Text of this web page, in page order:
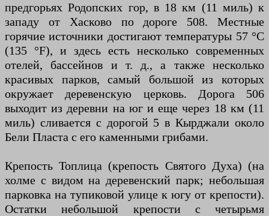
предгорьях Родопских гор, в 18 км (11 миль) к
западу от Хасково по дороге 508. Местные
горячие источники достигают температуры 57 °C
(135 °F), и здесь есть несколько современных
отелей, бассейнов и т. д., а также несколько
красивых парков, самый большой из которых
окружает деревенскую церковь. Дорога 506
выходит из деревни на юг и еще через 18 км (11
миль) сливается с дорогой 5 в Кырджали около
Бели Пласта с его каменными грибами.
Крепость Топлица (крепость Святого Духа) (на
холме с видом на деревенский парк; небольшая
парковка на тупиковой улице к югу от крепости).
Остатки небольшой крепости с четырьмя